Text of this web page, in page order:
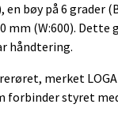
en bøy på 6 grader
mm (W:600). Dette
håndtering.
merket
forbinder styret